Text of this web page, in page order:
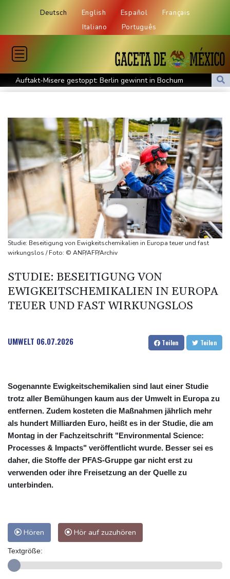
Deutsch English Español
Français
Italiano
Português
Auftakt-Misere gestoppt: Berlin gewinnt in Bochum
Trump macht erneut Druck auf Zentralbank-Vorständin Cook
Eurojackpot geknackt: Mehr als 32 Millionen Euro gehen nach
Nordrhein-Westfalen
Menschenrechtsgruppen: Mehr als 140 Tote bei Migrationskrise
in Ceuta
Mindestens zehn Tote bei Angriffen der pro-iranischen Huthis im
Jemen
US-Senat stimmt für verschärfte Sanktionen gegen Russland
US-Gericht setzt Bau von Trumps Ballsaal aus - Präsident
kündigt Berufung an
Direkt-ICE Berlin-Paris bleibt wegen Technikproblemen vorerst
Selenskyj erstmals seit Beginn von Ukraine-Krieg nach Serbien
gereist
Studie: Beseitigung von Ewigkeitschemikalien in Europa teuer und fast
wirkungslos / Foto: © ANP/AFP/Archiv
STUDIE: BESEITIGUNG VON
EWIGKEITSCHEMIKALIEN IN EUROPA
TEUER UND FAST WIRKUNGSLOS
UMWELT 06.07.2026 Teilen Teilen
Sogenannte Ewigkeitschemikalien sind laut einer Studie
trotz aller Bemühungen kaum aus der Umwelt in Europa zu
entfernen. Zudem kosteten die Maßnahmen jährlich mehr
als hundert Milliarden Euro, heißt es in der Studie, die am
Montag in der Fachzeitschrift "Environmental Science:
Processes & Impacts" veröffentlicht wurde. Besser sei es
daher, die Stoffe der PFAS-Gruppe gar nicht erst zu
verwenden oder ihre Freisetzung an der Quelle zu
unterbinden.
Hören Hör auf zuzuhören
Textgröße: